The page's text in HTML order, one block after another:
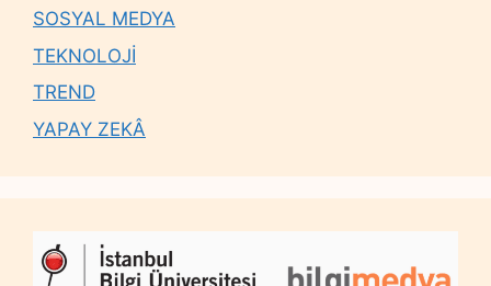
SOSYAL MEDYA
TEKNOLOJİ
TREND
YAPAY ZEKÂ